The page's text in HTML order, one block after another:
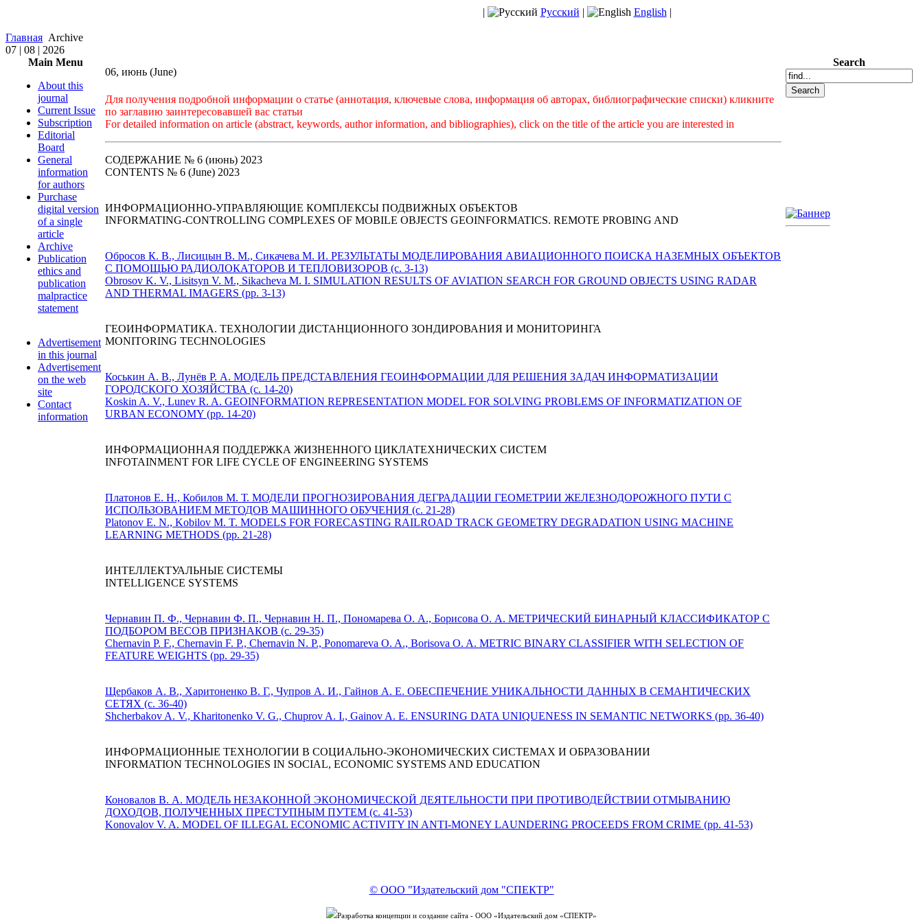
| Русский | English |
Главная Archive
07 | 08 | 2026
Main Menu
About this
journal
Current Issue
Subscription
Editorial
Board
General
information
for authors
Purchase
digital version
of a single
article
Archive
Publication
ethics and
publication
malpractice
statement
Advertisement
in this journal
Advertisement
on the web
site
Contact
information
06, июнь (June)
Для получения подробной информации о статье (аннотация, ключевые слова, информация об авторах, библиографические списки) кликните
по заглавию заинтересовавшей вас статьи
For detailed information on article (abstract, keywords, author information, and bibliographies), click on the title of the article you are interested in
СОДЕРЖАНИЕ № 6 (июнь) 2023
CONTENTS № 6 (June) 2023
ИНФОРМАЦИОННО-УПРАВЛЯЮЩИЕ КОМПЛЕКСЫ ПОДВИЖНЫХ ОБЪЕКТОВ
INFORMATING-CONTROLLING COMPLEXES OF MOBILE OBJECTS GEOINFORMATICS. REMOTE PROBING AND
Обросов К. В., Лисицын В. М., Сикачева М. И. РЕЗУЛЬТАТЫ МОДЕЛИРОВАНИЯ АВИАЦИОННОГО ПОИСКА НАЗЕМНЫХ ОБЪЕКТОВ
С ПОМОЩЬЮ РАДИОЛОКАТОРОВ И ТЕПЛОВИЗОРОВ (с. 3-13)
Obrosov K. V., Lisitsyn V. M., Sikacheva M. I. SIMULATION RESULTS OF AVIATION SEARCH FOR GROUND OBJECTS USING RADAR
AND THERMAL IMAGERS (рр. 3-13)
ГЕОИНФОРМАТИКА. ТЕХНОЛОГИИ ДИСТАНЦИОННОГО ЗОНДИРОВАНИЯ И МОНИТОРИНГА
MONITORING TECHNOLOGIES
Коськин А. В., Лунёв Р. А. МОДЕЛЬ ПРЕДСТАВЛЕНИЯ ГЕОИНФОРМАЦИИ ДЛЯ РЕШЕНИЯ ЗАДАЧ ИНФОРМАТИЗАЦИИ
ГОРОДСКОГО ХОЗЯЙСТВА (с. 14-20)
Koskin A. V., Lunev R. A. GEOINFORMATION REPRESENTATION MODEL FOR SOLVING PROBLEMS OF INFORMATIZATION OF
URBAN ECONOMY (рр. 14-20)
ИНФОРМАЦИОННАЯ ПОДДЕРЖКА ЖИЗНЕННОГО ЦИКЛАТЕХНИЧЕСКИХ СИСТЕМ
INFOTAINMENT FOR LIFE CYCLE OF ENGINEERING SYSTEMS
Платонов Е. Н., Кобилов М. Т. МОДЕЛИ ПРОГНОЗИРОВАНИЯ ДЕГРАДАЦИИ ГЕОМЕТРИИ ЖЕЛЕЗНОДОРОЖНОГО ПУТИ С
ИСПОЛЬЗОВАНИЕМ МЕТОДОВ МАШИННОГО ОБУЧЕНИЯ (с. 21-28)
Platonov E. N., Kobilov M. T. MODELS FOR FORECASTING RAILROAD TRACK GEOMETRY DEGRADATION USING MACHINE
LEARNING METHODS (рр. 21-28)
ИНТЕЛЛЕКТУАЛЬНЫЕ СИСТЕМЫ
INTELLIGENCE SYSTEMS
Чернавин П. Ф., Чернавин Ф. П., Чернавин Н. П., Пономарева О. А., Борисова О. А. МЕТРИЧЕСКИЙ БИНАРНЫЙ КЛАССИФИКАТОР С
ПОДБОРОМ ВЕСОВ ПРИЗНАКОВ (с. 29-35)
Chernavin P. F., Chernavin F. P., Chernavin N. P., Ponomareva O. A., Borisova O. A. METRIC BINARY CLASSIFIER WITH SELECTION OF
FEATURE WEIGHTS (рр. 29-35)
Щербаков А. В., Харитоненко В. Г., Чупров А. И., Гайнов А. Е. ОБЕСПЕЧЕНИЕ УНИКАЛЬНОСТИ ДАННЫХ В СЕМАНТИЧЕСКИХ
СЕТЯХ (с. 36-40)
Shcherbakov A. V., Kharitonenko V. G., Chuprov A. I., Gainov A. E. ENSURING DATA UNIQUENESS IN SEMANTIC NETWORKS (рр. 36-40)
ИНФОРМАЦИОННЫЕ ТЕХНОЛОГИИ В СОЦИАЛЬНО-ЭКОНОМИЧЕСКИХ СИСТЕМАХ И ОБРАЗОВАНИИ
INFORMATION TECHNOLOGIES IN SOCIAL, ECONOMIC SYSTEMS AND EDUCATION
Коновалов В. А. МОДЕЛЬ НЕЗАКОННОЙ ЭКОНОМИЧЕСКОЙ ДЕЯТЕЛЬНОСТИ ПРИ ПРОТИВОДЕЙСТВИИ ОТМЫВАНИЮ
ДОХОДОВ, ПОЛУЧЕННЫХ ПРЕСТУПНЫМ ПУТЕМ (с. 41-53)
Konovalov V. A. MODEL OF ILLEGAL ECONOMIC ACTIVITY IN ANTI-MONEY LAUNDERING PROCEEDS FROM CRIME (рр. 41-53)
Search
© ООО "Издательский дом "СПЕКТР"
Разработка концепции и создание сайта - ООО «Издательский дом «СПЕКТР»